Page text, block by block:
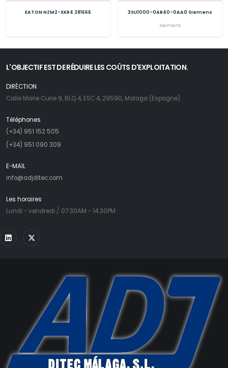
EATON NZM2-XKR4 281666
3SU1000-0AB40-0AA0 Siemens
Siemens
L'OBJECTIF EST DE RÉDUIRE LES COÛTS D'EXPLOITATION.
DIRÉCTION
Calle Marie Curie 9, BLQ 4, ESC 4, 29590, Malaga (Espagne)
Téléphones
(+34) 951 152 505
(+34) 951 090 309
E-MAIL
info@adjditec.com
Les horaires
Lundi - vendredi / 07:30AM - 14:30PM